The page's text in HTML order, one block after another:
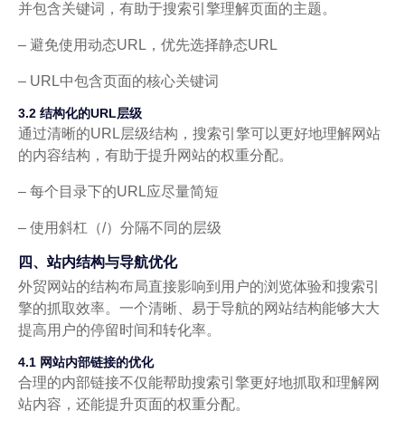
并包含关键词，有助于搜索引擎理解页面的主题。
– 避免使用动态URL，优先选择静态URL
– URL中包含页面的核心关键词
3.2 结构化的URL层级
通过清晰的URL层级结构，搜索引擎可以更好地理解网站
的内容结构，有助于提升网站的权重分配。
– 每个目录下的URL应尽量简短
– 使用斜杠（/）分隔不同的层级
四、站内结构与导航优化
外贸网站的结构布局直接影响到用户的浏览体验和搜索引
擎的抓取效率。一个清晰、易于导航的网站结构能够大大
提高用户的停留时间和转化率。
4.1 网站内部链接的优化
合理的内部链接不仅能帮助搜索引擎更好地抓取和理解网
站内容，还能提升页面的权重分配。